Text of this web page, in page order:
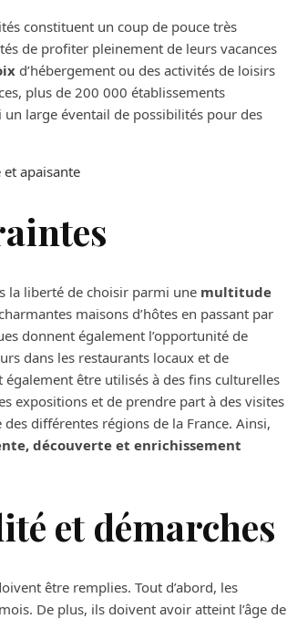
constituent un coup de pouce très
de profiter pleinement de leurs vacances
d’hébergement ou des activités de loisirs
plus de 200 000 établissements
large éventail de possibilités pour des
apaisante
la liberté de choisir parmi une multitude
maisons d’hôtes en passant par
donnent également l’opportunité de
dans les restaurants locaux et de
être utilisés à des fins culturelles
expositions et de prendre part à des visites
différentes régions de la France. Ainsi,
découverte et enrichissement
et démarches
être remplies. Tout d’abord, les
De plus, ils doivent avoir atteint l’âge de